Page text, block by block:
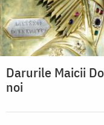
Darurile Maicii
noi